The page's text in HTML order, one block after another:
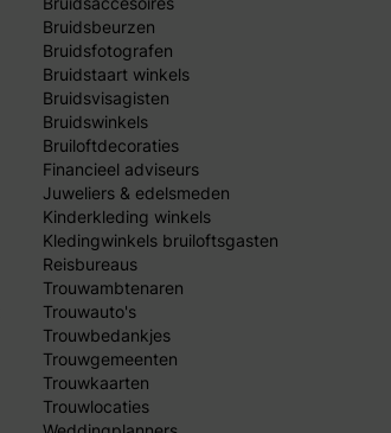
Bruidsbeurzen
Bruidsfotografen
Bruidstaart winkels
Bruidsvisagisten
Bruidswinkels
Bruiloftdecoraties
Financieel adviseurs
Juweliers & edelsmeden
Kinderkleding winkels
Kledingwinkels bruiloftsgasten
Reisbureaus
Trouwambtenaren
Trouwauto's
Trouwbedankjes
Trouwgemeenten
Trouwkaarten
Trouwlocaties